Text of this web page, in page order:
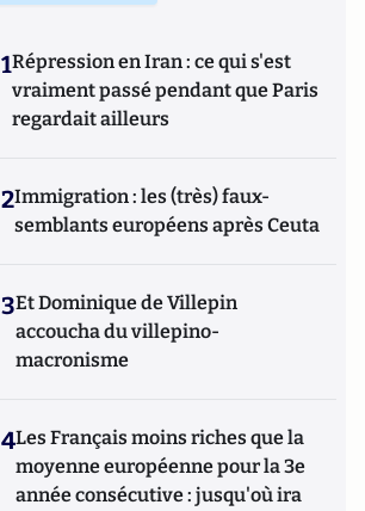
1Répression en Iran : ce qui s'est
vraiment passé pendant que Paris
regardait ailleurs
2Immigration : les (très) faux-
semblants européens après Ceuta
3Et Dominique de Villepin
accoucha du villepino-
macronisme
4Les Français moins riches que la
moyenne européenne pour la 3e
année consécutive : jusqu'où ira